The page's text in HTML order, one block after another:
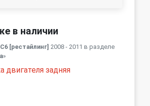
в наличии
[рестайлинг] 2008 - 2011 в разделе
»
двигателя задняя